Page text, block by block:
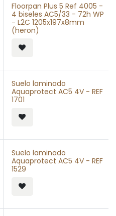
Floorpan Plus 5 Ref 4005 -
4 biseles AC5/33 - 72h WP
- L2C 1205x197x8mm
(heron)
Suelo laminado
Aquaprotect AC5 4V - REF
1701
Suelo laminado
Aquaprotect AC5 4V - REF
1529